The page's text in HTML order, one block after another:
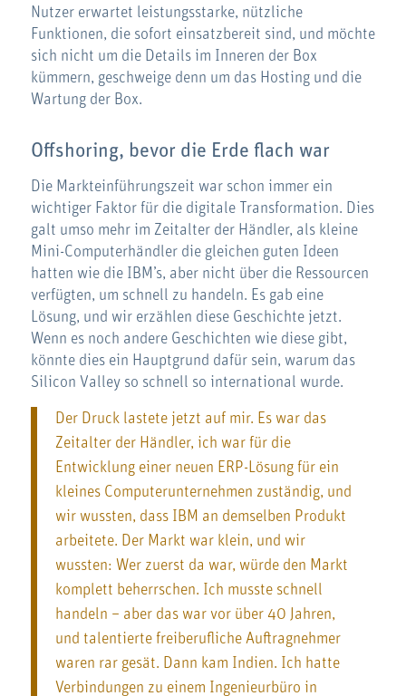
Nutzer erwartet leistungsstarke, nützliche
Funktionen, die sofort einsatzbereit sind, und möchte
sich nicht um die Details im Inneren der Box
kümmern, geschweige denn um das Hosting und die
Wartung der Box.
Offshoring, bevor die Erde flach war
Die Markteinführungszeit war schon immer ein
wichtiger Faktor für die digitale Transformation. Dies
galt umso mehr im Zeitalter der Händler, als kleine
Mini-Computerhändler die gleichen guten Ideen
hatten wie die IBM’s, aber nicht über die Ressourcen
verfügten, um schnell zu handeln. Es gab eine
Lösung, und wir erzählen diese Geschichte jetzt.
Wenn es noch andere Geschichten wie diese gibt,
könnte dies ein Hauptgrund dafür sein, warum das
Silicon Valley so schnell so international wurde.
Der Druck lastete jetzt auf mir. Es war das
Zeitalter der Händler, ich war für die
Entwicklung einer neuen ERP-Lösung für ein
kleines Computerunternehmen zuständig, und
wir wussten, dass IBM an demselben Produkt
arbeitete. Der Markt war klein, und wir
wussten: Wer zuerst da war, würde den Markt
komplett beherrschen. Ich musste schnell
handeln – aber das war vor über 40 Jahren,
und talentierte freiberufliche Auftragnehmer
waren rar gesät. Dann kam Indien. Ich hatte
Verbindungen zu einem Ingenieurbüro in